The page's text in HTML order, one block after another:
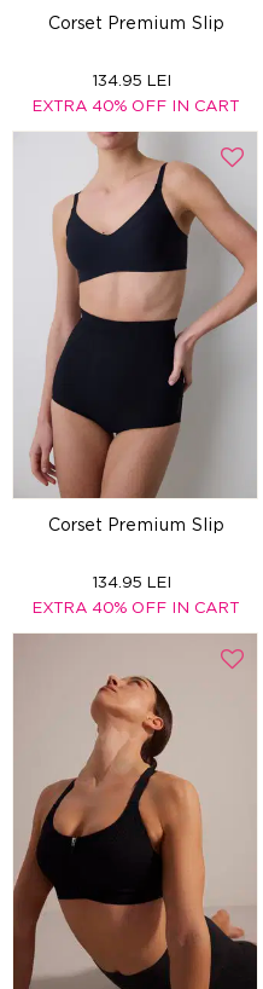
Corset Premium Slip
134.95 LEI
EXTRA 40% OFF IN CART
Corset Premium Slip
134.95 LEI
EXTRA 40% OFF IN CART